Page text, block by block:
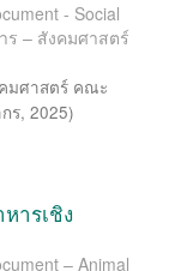
- Social
ร – สังคมศาสตร์
มศาสตร์ คณะ
ร, 2025)
ารเชิง
– Animal